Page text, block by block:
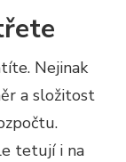
Nejinak
a složitost
tetují i na